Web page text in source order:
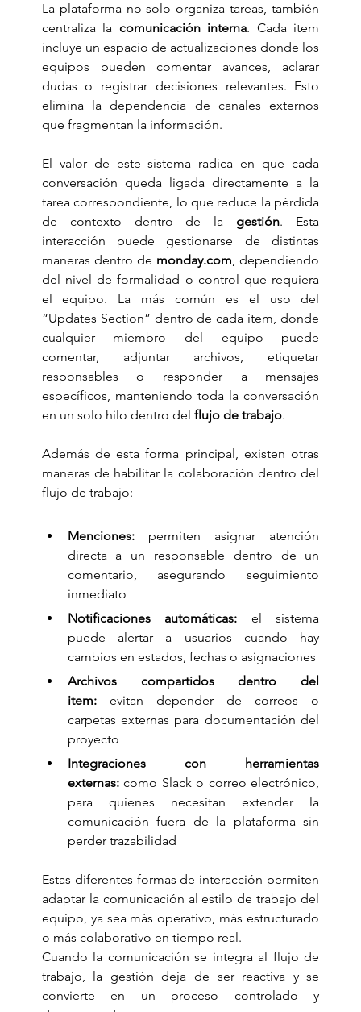
La plataforma no solo organiza tareas, también
centraliza la comunicación interna. Cada item
incluye un espacio de actualizaciones donde los
equipos pueden comentar avances, aclarar
dudas o registrar decisiones relevantes. Esto
elimina la dependencia de canales externos
que fragmentan la información.
El valor de este sistema radica en que cada
conversación queda ligada directamente a la
tarea correspondiente, lo que reduce la pérdida
de contexto dentro de la gestión. Esta
interacción puede gestionarse de distintas
maneras dentro de monday.com, dependiendo
del nivel de formalidad o control que requiera
el equipo. La más común es el uso del
“Updates Section” dentro de cada item, donde
cualquier miembro del equipo puede
comentar, adjuntar archivos, etiquetar
responsables o responder a mensajes
específicos, manteniendo toda la conversación
en un solo hilo dentro del flujo de trabajo.
Además de esta forma principal, existen otras
maneras de habilitar la colaboración dentro del
flujo de trabajo:
Menciones: permiten asignar atención
directa a un responsable dentro de un
comentario, asegurando seguimiento
inmediato
Notificaciones automáticas: el sistema
puede alertar a usuarios cuando hay
cambios en estados, fechas o asignaciones
Archivos compartidos dentro del
item: evitan depender de correos o
carpetas externas para documentación del
proyecto
Integraciones con herramientas
externas: como Slack o correo electrónico,
para quienes necesitan extender la
comunicación fuera de la plataforma sin
perder trazabilidad
Estas diferentes formas de interacción permiten
adaptar la comunicación al estilo de trabajo del
equipo, ya sea más operativo, más estructurado
o más colaborativo en tiempo real.
Cuando la comunicación se integra al flujo de
trabajo, la gestión deja de ser reactiva y se
convierte en un proceso controlado y